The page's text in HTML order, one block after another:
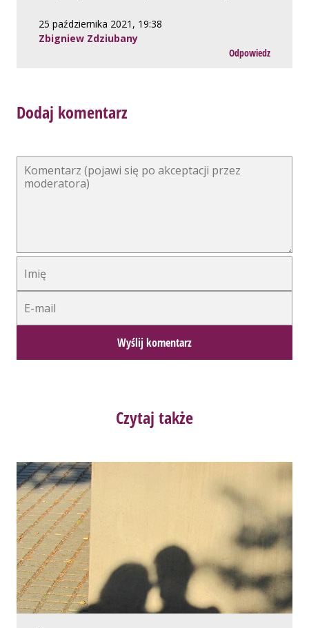
25 października 2021, 19:38
Zbigniew Zdziubany
Odpowiedz
Dodaj komentarz
Alternative:
Czytaj także